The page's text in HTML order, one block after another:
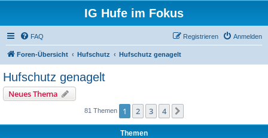
IG Hufe im Fokus
FAQ Anmelden
Registrieren
Foren-Übersicht Hufschutz Hufschutz genagelt
Hufschutz genagelt
Neues Thema
81 Themen 1 2 3 4
Themen